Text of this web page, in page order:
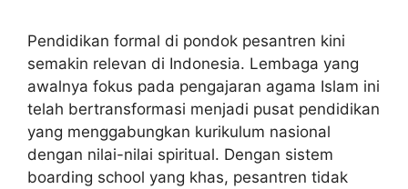
Pendidikan formal di pondok pesantren kini
semakin relevan di Indonesia. Lembaga yang
awalnya fokus pada pengajaran agama Islam ini
telah bertransformasi menjadi pusat pendidikan
yang menggabungkan kurikulum nasional
dengan nilai-nilai spiritual. Dengan sistem
boarding school yang khas, pesantren tidak